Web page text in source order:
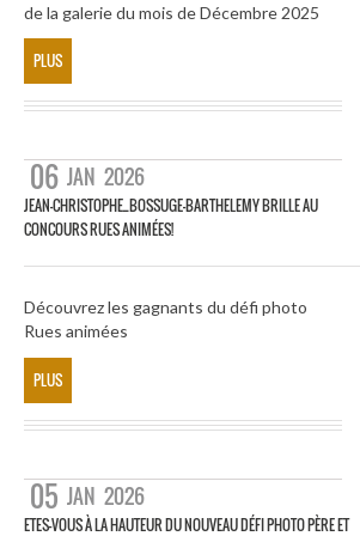
de la galerie du mois de Décembre 2025
PLUS
06 JAN 2026
JEAN-CHRISTOPHE_BOSSUGE-BARTHELEMY BRILLE AU
CONCOURS RUES ANIMÉES!
Découvrez les gagnants du défi photo
Rues animées
PLUS
05 JAN 2026
ETES-VOUS À LA HAUTEUR DU NOUVEAU DÉFI PHOTO PÈRE ET